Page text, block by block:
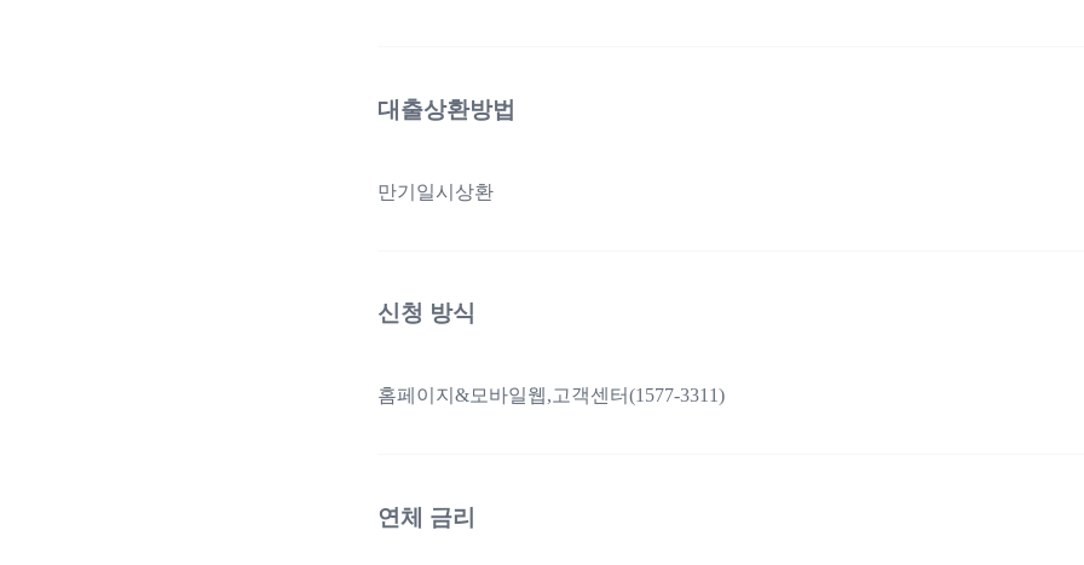
대출상환방법
만기일시상환
신청 방식
홈페이지&모바일웹,고객센터(1577-3311)
연체 금리